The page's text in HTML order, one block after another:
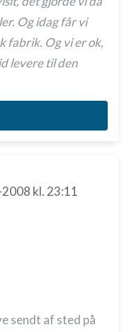
Og idag får vi
fabrik. Og vi er ok,
levere til den
kl. 23:11
sendt af sted på